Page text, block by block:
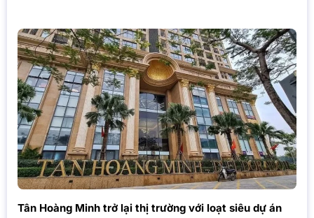
Tân Hoàng Minh trở lại thị trường với loạt siêu dự án